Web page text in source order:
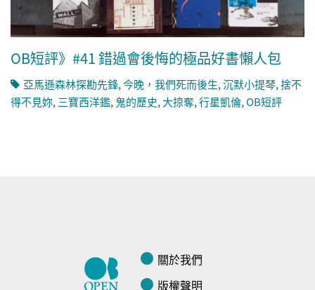
OB短評》#41 錯過會後悔的極品好書懶人包
亞馬遜森林探勘先鋒,今晚，我們死而後生,沉默小提琴,捨不
得不見妳,三寶西洋鑑, 鬼的歷史,大掠奪,行星凱倫,OB短評
關於我們
版權聲明